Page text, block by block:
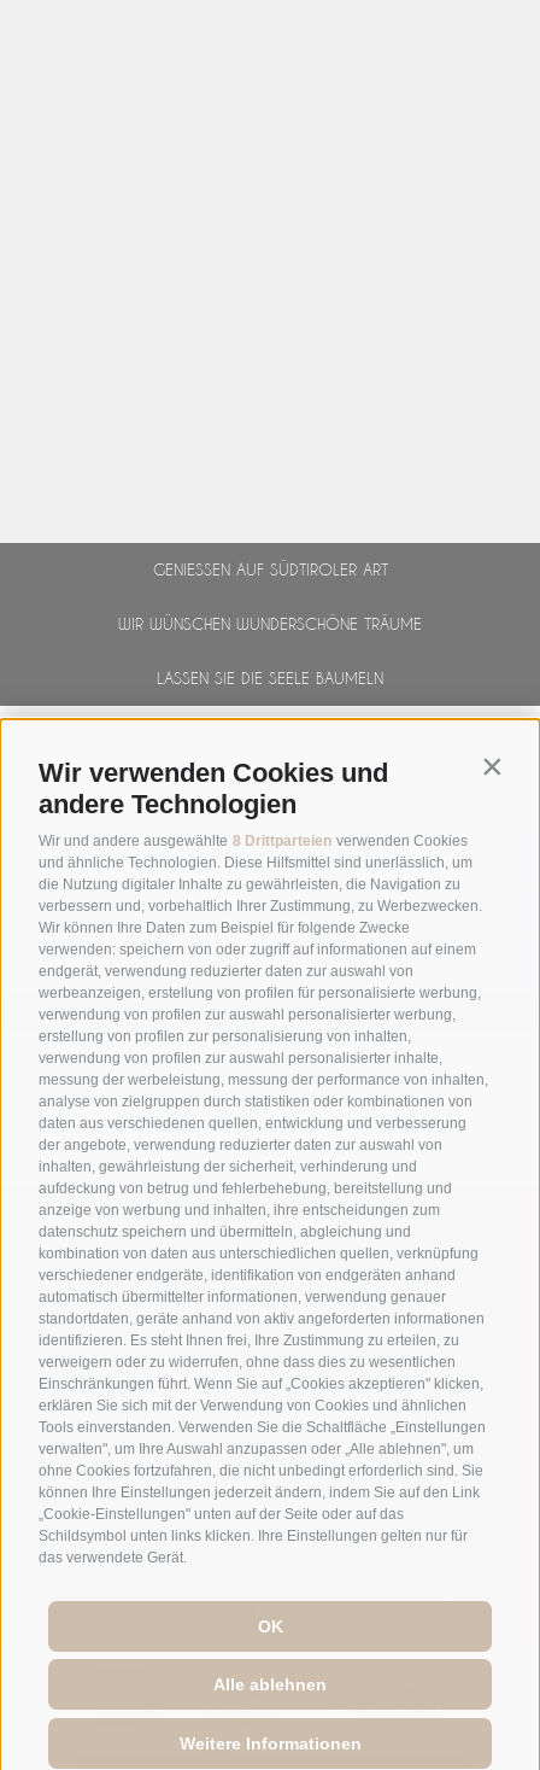
Wir verwenden Cookies und
andere Technologien
Wir und andere ausgewählte 8 Drittparteien verwenden Cookies
und ähnliche Technologien. Diese Hilfsmittel sind unerlässlich, um
die Nutzung digitaler Inhalte zu gewährleisten, die Navigation zu
verbessern und, vorbehaltlich Ihrer Zustimmung, zu Werbezwecken.
Wir können Ihre Daten zum Beispiel für folgende Zwecke
verwenden: speichern von oder zugriff auf informationen auf einem
endgerät, verwendung reduzierter daten zur auswahl von
werbeanzeigen, erstellung von profilen für personalisierte werbung,
verwendung von profilen zur auswahl personalisierter werbung,
erstellung von profilen zur personalisierung von inhalten,
verwendung von profilen zur auswahl personalisierter inhalte,
messung der werbeleistung, messung der performance von inhalten,
analyse von zielgruppen durch statistiken oder kombinationen von
daten aus verschiedenen quellen, entwicklung und verbesserung
der angebote, verwendung reduzierter daten zur auswahl von
inhalten, gewährleistung der sicherheit, verhinderung und
aufdeckung von betrug und fehlerbehebung, bereitstellung und
anzeige von werbung und inhalten, ihre entscheidungen zum
datenschutz speichern und übermitteln, abgleichung und
kombination von daten aus unterschiedlichen quellen, verknüpfung
verschiedener endgeräte, identifikation von endgeräten anhand
automatisch übermittelter informationen, verwendung genauer
standortdaten, geräte anhand von aktiv angeforderten informationen
identifizieren. Es steht Ihnen frei, Ihre Zustimmung zu erteilen, zu
verweigern oder zu widerrufen, ohne dass dies zu wesentlichen
Einschränkungen führt. Wenn Sie auf „Cookies akzeptieren" klicken,
erklären Sie sich mit der Verwendung von Cookies und ähnlichen
Tools einverstanden. Verwenden Sie die Schaltfläche „Einstellungen
verwalten", um Ihre Auswahl anzupassen oder „Alle ablehnen", um
ohne Cookies fortzufahren, die nicht unbedingt erforderlich sind. Sie
können Ihre Einstellungen jederzeit ändern, indem Sie auf den Link
„Cookie-Einstellungen" unten auf der Seite oder auf das
Schildsymbol unten links klicken. Ihre Einstellungen gelten nur für
das verwendete Gerät.
OK
Alle ablehnen
Weitere Informationen
GENIESSEN AUF SÜDTIROLER ART
WIR WÜNSCHEN WUNDERSCHÖNE TRÄUME
LASSEN SIE DIE SEELE BAUMELN
NEWSLETTER
ANMELDEN
GALERIE
+39 0474 548009
info@hotelreischach.com
Lage & Anreise
© 2026 Hotel Reischach | Prack-zu-Asch-Str. 10 | I-39031
Reischach/Bruneck (BZ)
Tel +39 0474 548009 | Fax +39 0474 550839